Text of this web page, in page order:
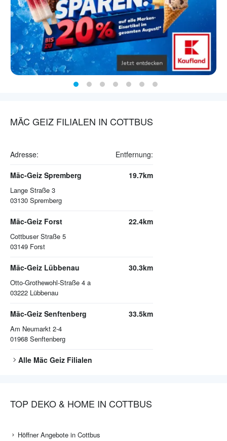
MÄC GEIZ FILIALEN IN COTTBUS
Adresse: Entfernung:
Mäc-Geiz Spremberg
Lange Straße 3
03130 Spremberg
19.7km
Mäc-Geiz Forst
Cottbuser Straße 5
03149 Forst
22.4km
Mäc-Geiz Lübbenau
Otto-Grothewohl-Straße 4 a
03222 Lübbenau
30.3km
Mäc-Geiz Senftenberg
Am Neumarkt 2-4
01968 Senftenberg
33.5km
Alle Mäc Geiz Filialen
TOP DEKO & HOME IN COTTBUS
Höffner Angebote in Cottbus